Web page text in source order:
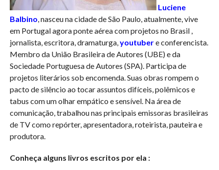
Luciene
Balbino, nasceu na cidade de São Paulo, atualmente, vive
em Portugal agora ponte aérea com projetos no Brasil ,
jornalista, escritora, dramaturga,youtubere conferencista.
Membro da União Brasileira de Autores (UBE) e da
Sociedade Portuguesa de Autores (SPA). Participa de
projetos literários sob encomenda. Suas obras rompem o
pacto de silêncio ao tocar assuntos difíceis, polêmicos e
tabus com um olhar empático e sensível. Na área de
comunicação, trabalhou nas principais emissoras brasileiras
de TV como repórter, apresentadora, roteirista, pauteira e
produtora.
Conheça alguns livros escritos por ela :